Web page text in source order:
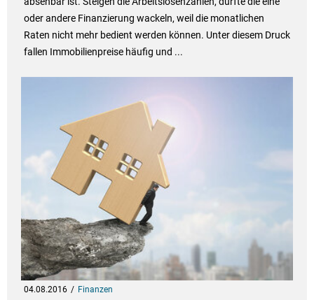
oder andere Finanzierung wackeln, weil die monatlichen
Raten nicht mehr bedient werden können. Unter diesem Druck
fallen Immobilienpreise häufig und ...
04.08.2016 Finanzen